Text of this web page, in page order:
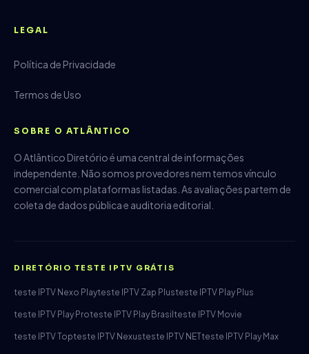
LEGAL
Política de Privacidade
Termos de Uso
SOBRE O ATLÂNTICO
O Atlântico Diretório é uma central de informações
independente. Não somos provedores nem temos vínculo
comercial com plataformas listadas. As avaliações partem de
coleta de dados pública e auditoria editorial.
DIRETÓRIO TESTE IPTV GRÁTIS
teste IPTV Nexo Playteste IPTV Zap Plusteste IPTV Play Plus
teste IPTV Play Proteste IPTV Play Brasilteste IPTV Movie
teste IPTV Topteste IPTV Nexusteste IPTV NETteste IPTV Play Max